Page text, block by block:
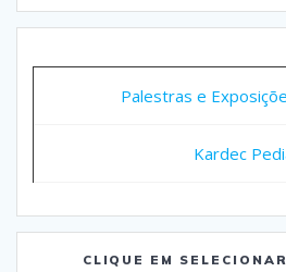
Palestras e
Kardec
CLIQUE EM